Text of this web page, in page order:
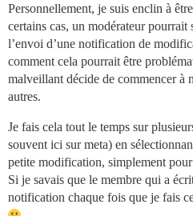
Personnellement, je suis enclin à
certains cas, un modérateur
l’envoi d’une notification de
comment cela pourrait être
malveillant décide de commencer à
autres.
Je fais cela tout le temps sur
souvent ici sur meta) en
petite modification, simplement
Si je savais que le membre qui a
notification chaque fois que je fais